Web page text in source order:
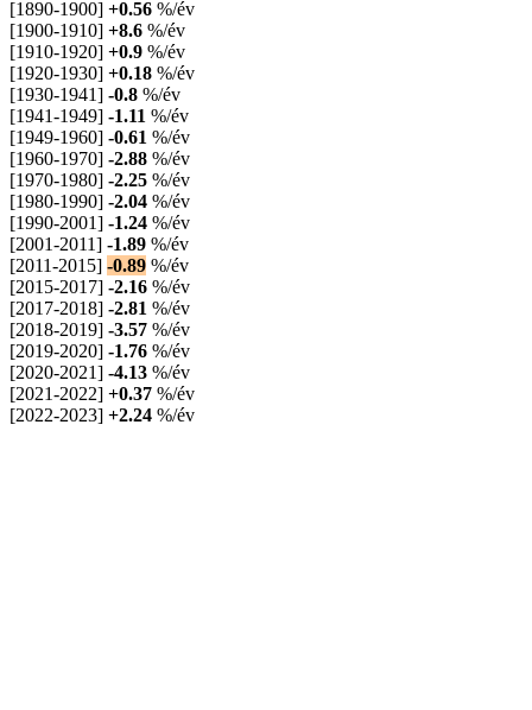
[1890-1900] +0.56 %/év
[1900-1910] +8.6 %/év
[1910-1920] +0.9 %/év
[1920-1930] +0.18 %/év
[1930-1941] -0.8 %/év
[1941-1949] -1.11 %/év
[1949-1960] -0.61 %/év
[1960-1970] -2.88 %/év
[1970-1980] -2.25 %/év
[1980-1990] -2.04 %/év
[1990-2001] -1.24 %/év
[2001-2011] -1.89 %/év
[2011-2015] -0.89 %/év
[2015-2017] -2.16 %/év
[2017-2018] -2.81 %/év
[2018-2019] -3.57 %/év
[2019-2020] -1.76 %/év
[2020-2021] -4.13 %/év
[2021-2022] +0.37 %/év
[2022-2023] +2.24 %/év